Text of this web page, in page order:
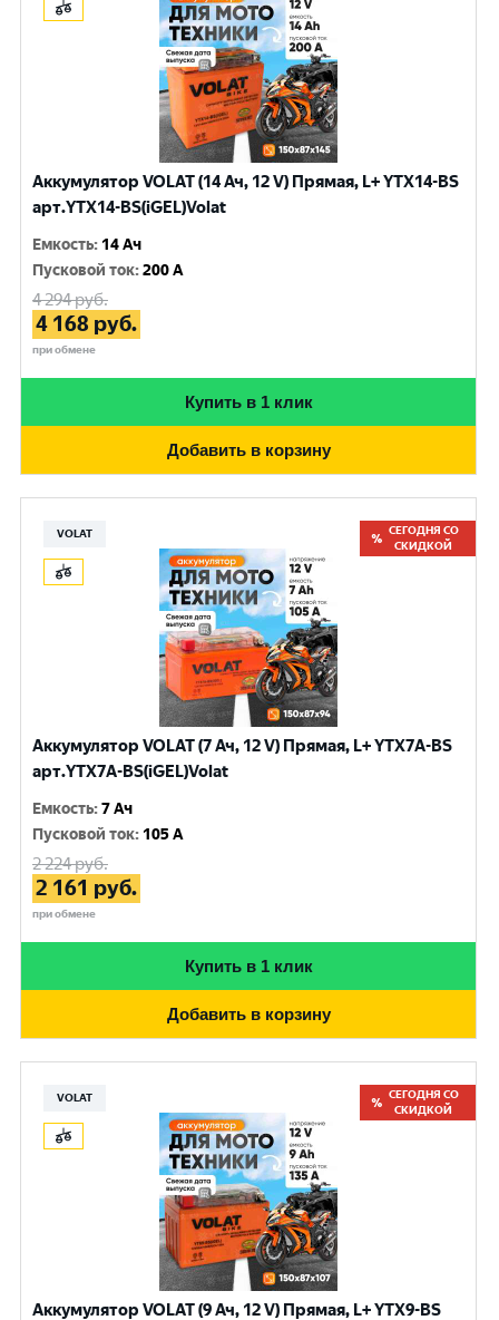
Аккумулятор VOLAT (14 Ач, 12 V) Прямая, L+ YTX14-BS
арт.YTX14-BS(iGEL)Volat
Емкость: 14 Ач
Пусковой ток:200 A
4 294руб.
4 168 руб.
при обмене
Купить в 1 клик
Добавить в корзину
VOLAT
СЕГОДНЯ СО
СКИДКОЙ
Аккумулятор VOLAT (7 Ач, 12 V) Прямая, L+ YTX7A-BS
арт.YTX7A-BS(iGEL)Volat
Емкость:7 Ач
Пусковой ток: 105 A
2 224руб.
2 161 руб.
при обмене
Купить в 1 клик
Добавить в корзину
VOLAT
СЕГОДНЯ СО
СКИДКОЙ
Аккумулятор VOLAT (9 Ач, 12 V) Прямая, L+ YTX9-BS